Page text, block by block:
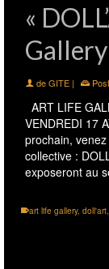
«
Gallery
deGITE |
ART LIFE
VENDREDI 17
prochain,
collective :
exposeront au
art life gallery, doll'art